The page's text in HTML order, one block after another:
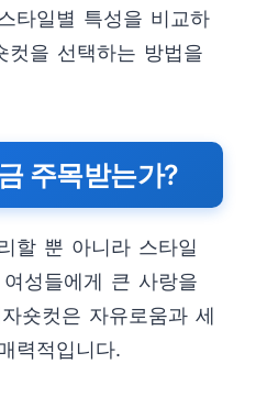
타일별 특성을 비교하
컷을 선택하는 방법을
주목받는가?
할 뿐 아니라 스타일
성들에게 큰 사랑을
숏컷은 자유로움과 세
력적입니다.